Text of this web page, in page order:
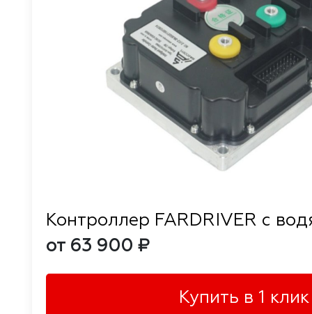
Контроллер FARDRIVER с
от 63 900 ₽
Купить в 1 клик